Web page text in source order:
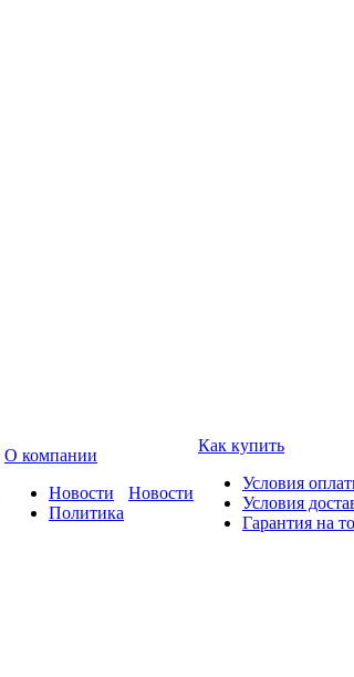
О компании
Новости
Политика
Новости
Как купить
Условия
Условия
Гарантия на